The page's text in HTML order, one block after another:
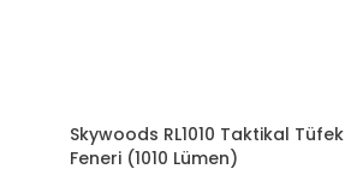
Skywoods RL1010 Taktikal Tüfek
Feneri (1010 Lümen)